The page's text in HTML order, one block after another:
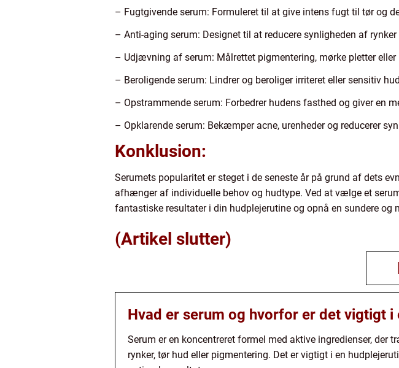
– Fugtgivende serum: Formuleret til at give intens fugt til tør og
– Anti-aging serum: Designet til at reducere synligheden af
– Udjævning af serum: Målrettet pigmentering, mørke pletter
– Beroligende serum: Lindrer og beroliger irriteret eller sensitiv
– Opstrammende serum: Forbedrer hudens fasthed og giver en
– Opklarende serum: Bekæmper acne, urenheder og reducerer
Konklusion:
Serumets popularitet er steget i de seneste år på grund af dets
afhænger af individuelle behov og hudtype. Ved at vælge et
fantastiske resultater i din hudplejerutine og opnå en sundere og
(Artikel slutter)
Hvad er serum og hvorfor er det vigtigt i
Serum er en koncentreret formel med aktive ingredienser,
rynker, tør hud eller pigmentering. Det er vigtigt i en